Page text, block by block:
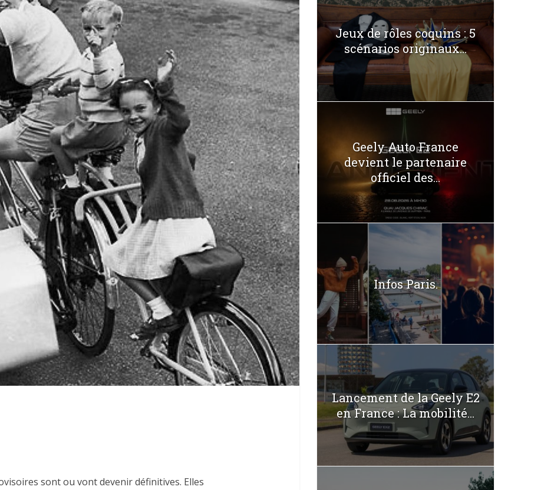
sont ou vont devenir définitives. Elles
Jeux de rôles coquins : 5
scénarios originaux...
Geely Auto France
devient le partenaire
officiel des...
Infos Paris.
Lancement de la Geely E2
en France : La mobilité...